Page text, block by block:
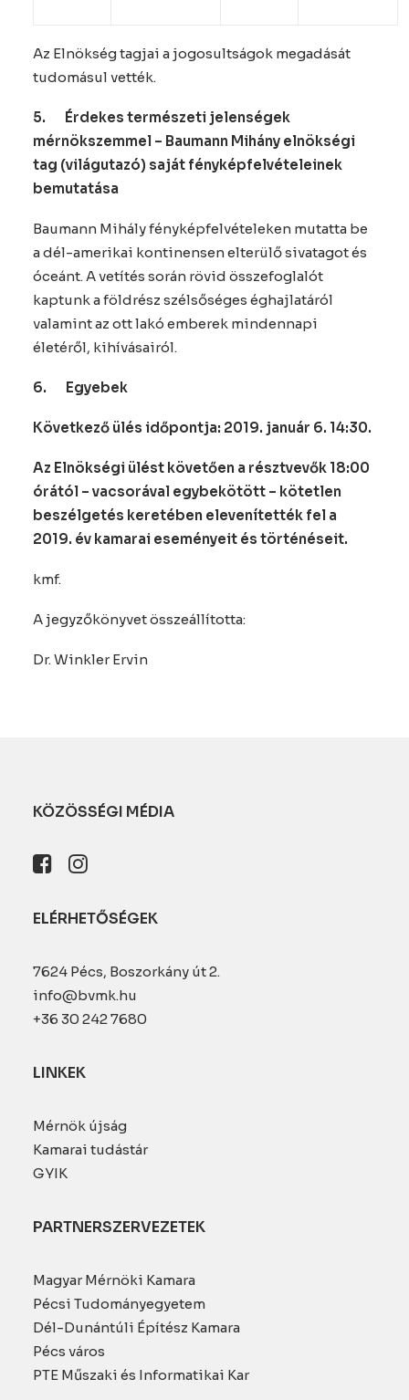
Az Elnökség tagjai a jogosultságok megadását
tudomásul vették.
5.
Érdekes természeti jelenségek
mérnökszemmel – Baumann Mihány elnökségi
tag (világutazó) saját fényképfelvételeinek
bemutatása
Baumann Mihály fényképfelvételeken mutatta be
a dél-amerikai kontinensen elterülő sivatagot és
óceánt. A vetítés során rövid összefoglalót
kaptunk a földrész szélsőséges éghajlatáról
valamint az ott lakó emberek mindennapi
életéről, kihívásairól.
6. Egyebek
Következő ülés időpontja: 2019. január 6. 14:30.
Az Elnökségi ülést követően a résztvevők 18:00
órától – vacsorával egybekötött – kötetlen
beszélgetés keretében elevenítették fel a
2019. év kamarai eseményeit és történéseit.
kmf.
A jegyzőkönyvet összeállította:
Dr. Winkler Ervin
KÖZÖSSÉGI MÉDIA
ELÉRHETŐSÉGEK
7624 Pécs, Boszorkány út 2.
info@bvmk.hu
+36 30 242 7680
LINKEK
Mérnök újság
Kamarai tudástár
GYIK
PARTNERSZERVEZETEK
Magyar Mérnöki Kamara
Pécsi Tudományegyetem
Dél-Dunántúli Építész Kamara
Pécs város
PTE Műszaki és Informatikai Kar